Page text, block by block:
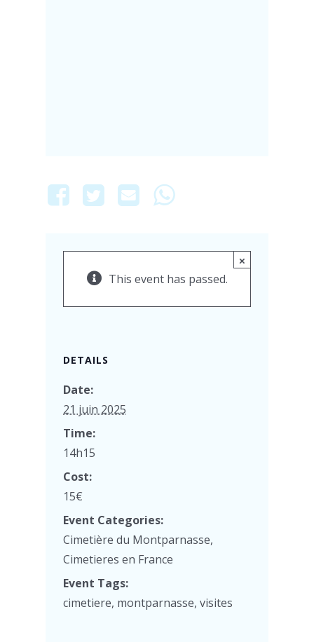
×
This event has passed.
DETAILS
Date:
21 juin 2025
Time:
14h15
Cost:
15€
Event Categories:
Cimetière du Montparnasse,
Cimetieres en France
Event Tags:
cimetiere, montparnasse, visites